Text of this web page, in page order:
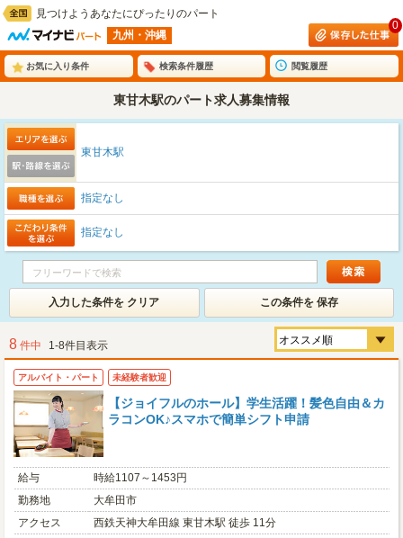
見つけようあなたにぴったりのパート
九州・沖縄
0
お気に入り条件 検索条件履歴 閲覧履歴
東甘木駅のパート求人募集情報
東甘木駅
指定なし
指定なし
入力した条件を クリア この条件を 保存
8 件中 1-8件目表示
アルバイト・パート 未経験者歓迎
【ジョイフルのホール】学生活躍！髪色自由＆カ
ラコンOK♪スマホで簡単シフト申請
給与
時給1107～1453円
勤務地
大牟田市
アクセス
西鉄天神大牟田線 東甘木駅 徒歩 11分